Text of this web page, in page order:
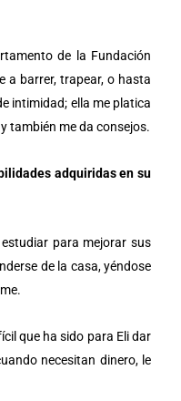
de la Fundación
a barrer, trapear, o hasta
intimidad; ella me platica
también me da consejos.
adquiridas en su
para mejorar sus
de la casa, yéndose
que ha sido para Eli dar
necesitan dinero, le